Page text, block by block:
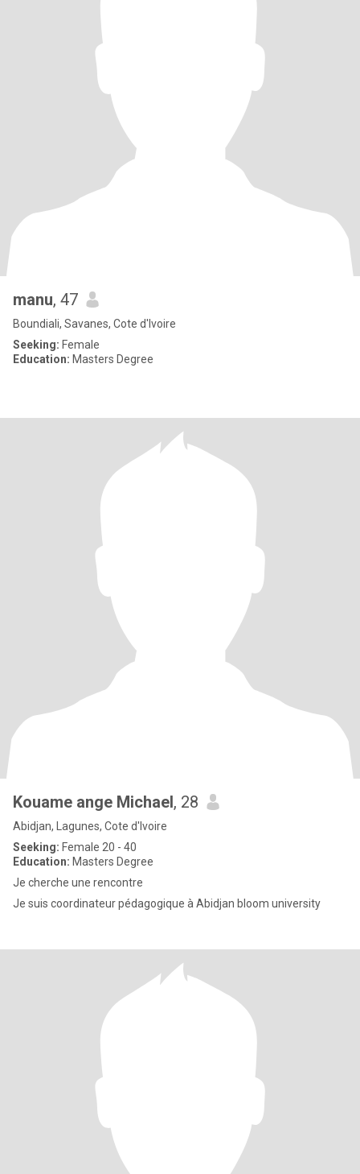
manu, 47
Boundiali, Savanes, Cote d'Ivoire
Seeking: Female
Education: Masters Degree
Kouame ange Michael, 28
Abidjan, Lagunes, Cote d'Ivoire
Seeking: Female 20 - 40
Education: Masters Degree
Je cherche une rencontre
Je suis coordinateur pédagogique à Abidjan bloom university